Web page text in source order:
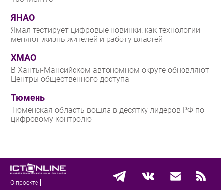
ЯНАО
Ямал тестирует цифровые новинки: как технологии
меняют жизнь жителей и работу властей
ХМАО
В Ханты-Мансийском автономном округе обновляют
Центры общественного доступа
Тюмень
Тюменская область вошла в десятку лидеров РФ по
цифровому контролю
О проекте